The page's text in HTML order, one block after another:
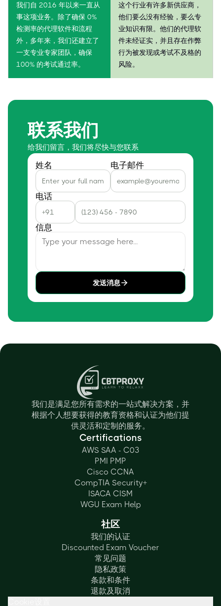
我们自 2016 年以来一直从
事这项业务。除了确保 0%
检测率的代理软件和流程
外，多年来，我们还建立了
一支专业专家团队，确保
100% 的考试通过率。
这个行业有许多新供应商，
他们要么没有经验，要么专
业知识有限。他们的代理软
件未经证实，并且存在作弊
行为被发现或考试不及格的
风险。
联系我们
给我们留言，我们将尽快与您联系
姓名 电子邮件
电话
信息
发送消息
我们是满足您所有需求的一站式解决方案，并
根据个人想要获得的教育资格和认证为他们提
供灵活和定制的服务。
Certifications
AWS SAA - C03
PMI PMP
Cisco CCNA
CompTIA Security+
ISACA CISM
WGU Exam Help
社区
我们的认证
Discounted Exam Voucher
常见问题
隐私政策
条款和条件
退款及取消